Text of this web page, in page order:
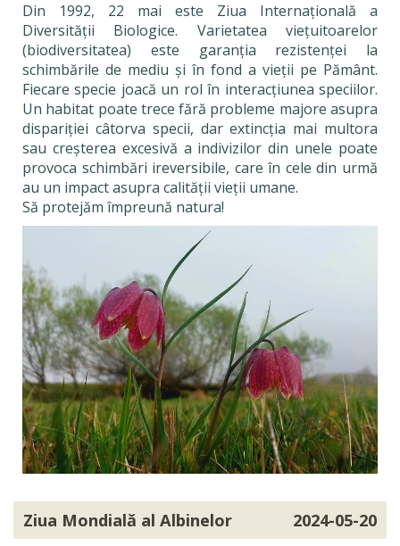
Din 1992, 22 mai este Ziua Internațională a
Diversității Biologice. Varietatea viețuitoarelor
(biodiversitatea) este garanția rezistenței la
schimbările de mediu și în fond a vieții pe Pământ.
Fiecare specie joacă un rol în interacțiunea speciilor.
Un habitat poate trece fără probleme majore asupra
dispariției câtorva specii, dar extincția mai multora
sau creșterea excesivă a indivizilor din unele poate
provoca schimbări ireversibile, care în cele din urmă
au un impact asupra calității vieții umane.
Să protejăm împreună natura!
Ziua Mondială al Albinelor 2024-05-20